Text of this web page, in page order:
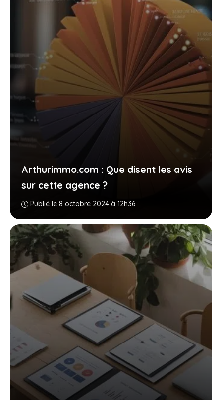
Arthurimmo.com : Que disent les avis
sur cette agence ?
Publié le 8 octobre 2024 à 12h36